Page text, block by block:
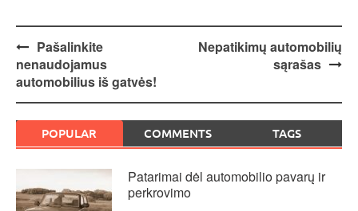
Post
navigation
Pašalinkite
nenaudojamus
automobilius iš gatvės!
Nepatikimų automobilių
sąrašas
POPULAR COMMENTS TAGS
Patarimai dėl automobilio pavarų ir
perkrovimo